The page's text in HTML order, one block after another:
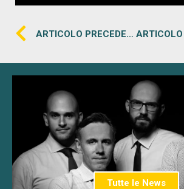
ARTICOLO PRECEDENTE
Tutte le News